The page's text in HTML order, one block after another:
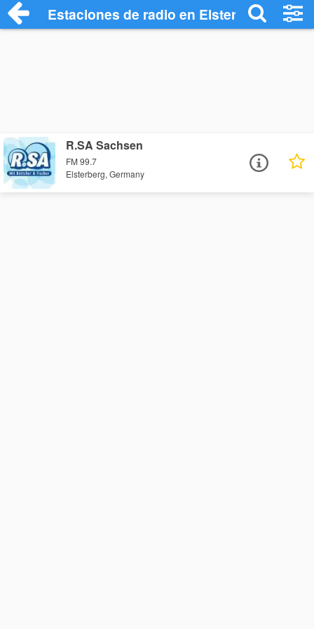
Estaciones de radio en Elsterberg -
R.SA Sachsen
FM 99.7
Elsterberg, Germany